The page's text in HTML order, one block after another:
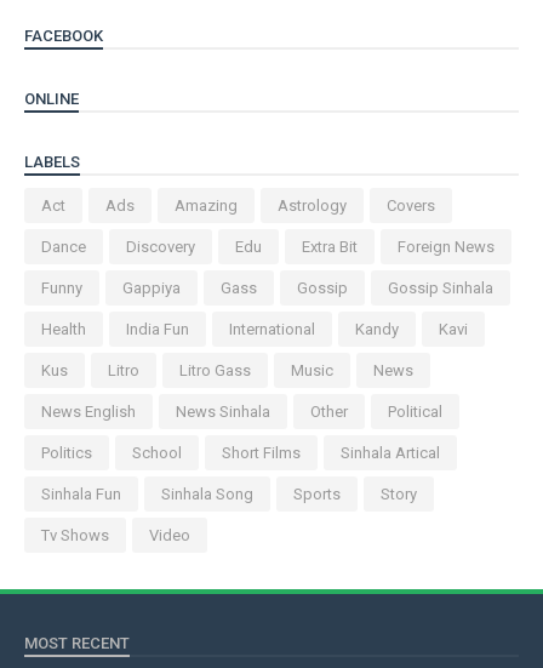
FACEBOOK
ONLINE
LABELS
Act Ads Amazing Astrology Covers
Dance Discovery Edu Extra Bit Foreign News
Funny Gappiya Gass Gossip Gossip Sinhala
Health India Fun International Kandy Kavi
Kus Litro Litro Gass Music News
News English News Sinhala Other Political
Politics School Short Films Sinhala Artical
Sinhala Fun Sinhala Song Sports Story
Tv Shows Video
MOST RECENT